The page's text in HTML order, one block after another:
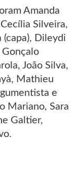
Amanda
Silveira,
Dileydi
Gonçalo
João Silva,
Mathieu
e
Mariano, Sara
Galtier,